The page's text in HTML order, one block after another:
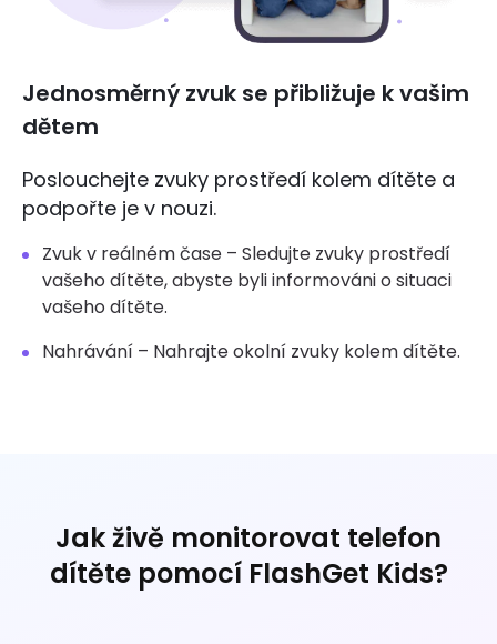
Jednosměrný zvuk se přibližuje k vašim
dětem
Poslouchejte zvuky prostředí kolem dítěte a
podpořte je v nouzi.
Zvuk v reálném čase – Sledujte zvuky prostředí
vašeho dítěte, abyste byli informováni o situaci
vašeho dítěte.
Nahrávání – Nahrajte okolní zvuky kolem dítěte.
Jak živě monitorovat telefon
dítěte pomocí FlashGet Kids?